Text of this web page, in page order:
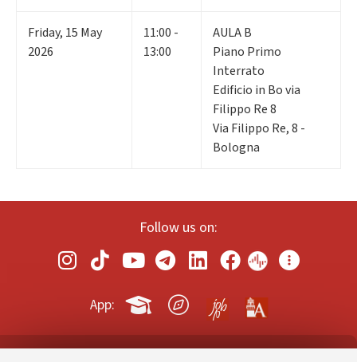
Friday, 15 May
2026
11:00 -
13:00
AULA B
Piano Primo
Interrato
Edificio in Bo via
Filippo Re 8
Via Filippo Re, 8 -
Bologna
Follow us on:
App: